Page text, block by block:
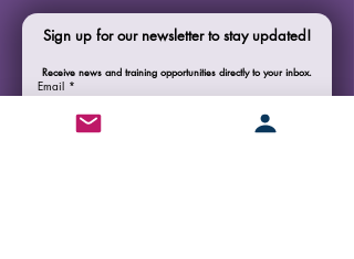
Sign up for our newsletter to stay updated!
Receive news and training opportunities directly to your inbox.
Email *